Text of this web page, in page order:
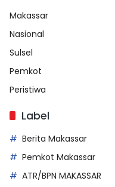
Makassar
Nasional
Sulsel
Pemkot
Peristiwa
Label
Berita Makassar
Pemkot Makassar
ATR/BPN MAKASSAR